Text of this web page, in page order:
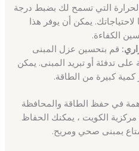
التي تسمح لك بضبط درجة
لاحتياجاتك. يمكن أن يوفر هذا
الكفاءة.
قم بتحسين عزل المبنى
على تدفئة أو تبريد المبنى. يمكن
كبيرة من الطاقة.
في حفظ الطاقة والمحافظة
الكويت ، يمكنك الحفاظ
بمبنى صحي ومريح.